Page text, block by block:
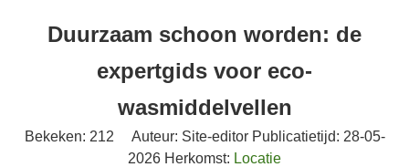
Duurzaam schoon worden: de
expertgids voor eco-
wasmiddelvellen
Bekeken: 212 Auteur: Site-editor Publicatietijd: 28-05-
2026 Herkomst: Locatie